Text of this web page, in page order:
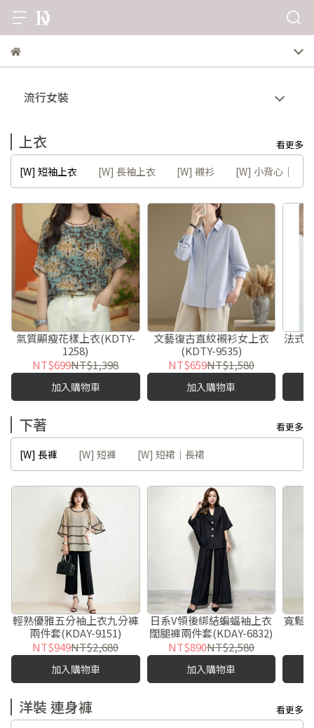
流行女裝
上衣 看更多
[W] 短袖上衣 [W] 長袖上衣 [W] 襯衫 [W] 小背心｜內衣
氣質顯瘦花樣上衣(KDTY-
1258)
NT$699NT$1,398
加入購物車
文藝復古直紋襯衫女上衣
(KDTY-9535)
NT$659NT$1,580
加入購物車
法式
下著 看更多
[W] 長褲 [W] 短褲 [W] 短裙｜長裙
輕熟優雅五分袖上衣九分褲
兩件套(KDAY-9151)
NT$949NT$2,680
加入購物車
日系V領後綁結蝙蝠袖上衣
闊腿褲兩件套(KDAY-6832)
NT$890NT$2,580
加入購物車
寬鬆
洋裝 連身褲 看更多